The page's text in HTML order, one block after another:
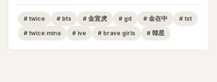
# twice # bts # 金宣虎 # gd # 金在中 # txt
# twice mina # ive # brave girls # 韓星